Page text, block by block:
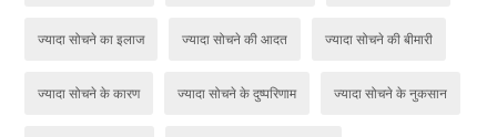
ज्यादा सोचने का इलाज ज्यादा सोचने की आदत ज्यादा सोचने की बीमारी
ज्यादा सोचने के कारण ज्यादा सोचने के दुष्परिणाम ज्यादा सोचने के नुकसान